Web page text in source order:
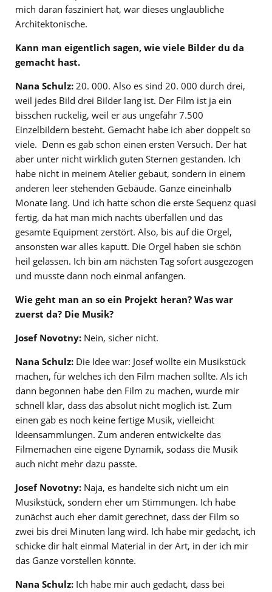
mich daran fasziniert hat, war dieses unglaubliche
Architektonische.
Kann man eigentlich sagen, wie viele Bilder du da
gemacht hast.
Nana Schulz: 20. 000. Also es sind 20. 000 durch drei,
weil jedes Bild drei Bilder lang ist. Der Film ist ja ein
bisschen ruckelig, weil er aus ungefähr 7.500
Einzelbildern besteht. Gemacht habe ich aber doppelt so
viele. Denn es gab schon einen ersten Versuch. Der hat
aber unter nicht wirklich guten Sternen gestanden. Ich
habe nicht in meinem Atelier gebaut, sondern in einem
anderen leer stehenden Gebäude. Ganze eineinhalb
Monate lang. Und ich hatte schon die erste Sequenz quasi
fertig, da hat man mich nachts überfallen und das
gesamte Equipment zerstört. Also, bis auf die Orgel,
ansonsten war alles kaputt. Die Orgel haben sie schön
heil gelassen. Ich bin am nächsten Tag sofort ausgezogen
und musste dann noch einmal anfangen.
Wie geht man an so ein Projekt heran? Was war
zuerst da? Die Musik?
Josef Novotny: Nein, sicher nicht.
Nana Schulz: Die Idee war: Josef wollte ein Musikstück
machen, für welches ich den Film machen sollte. Als ich
dann begonnen habe den Film zu machen, wurde mir
schnell klar, dass das absolut nicht möglich ist. Zum
einen gab es noch keine fertige Musik, vielleicht
Ideensammlungen. Zum anderen entwickelte das
Filmemachen eine eigene Dynamik, sodass die Musik
auch nicht mehr dazu passte.
Josef Novotny: Naja, es handelte sich nicht um ein
Musikstück, sondern eher um Stimmungen. Ich habe
zunächst auch eher damit gerechnet, dass der Film so
zwei bis drei Minuten lang wird. Ich habe mir gedacht, ich
schicke dir halt einmal Material in der Art, in der ich mir
das Ganze vorstellen könnte.
Nana Schulz: Ich habe mir auch gedacht, dass bei